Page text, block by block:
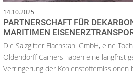
14.10.2025
PARTNERSCHAFT FÜR
MARITIMEN
Die Salzgitter Flachstahl GmbH, eine
Oldendorff Carriers haben eine
Verringerung der Kohlenstoffemissionen